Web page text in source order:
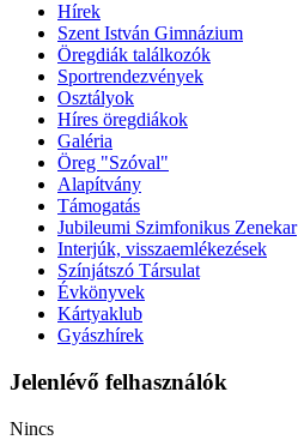
Hírek
Szent István Gimnázium
Öregdiák találkozók
Sportrendezvények
Osztályok
Híres öregdiákok
Galéria
Öreg "Szóval"
Alapítvány
Támogatás
Jubileumi Szimfonikus Zenekar
Interjúk, visszaemlékezések
Színjátszó Társulat
Évkönyvek
Kártyaklub
Gyászhírek
Jelenlévő felhasználók
Nincs